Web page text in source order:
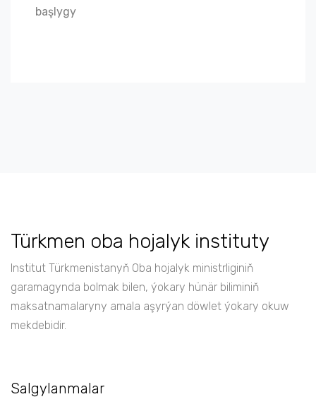
başlygy
Türkmen oba hojalyk instituty
Institut Türkmenistanyň Oba hojalyk ministrliginiň
garamagynda bolmak bilen, ýokary hünär biliminiň
maksatnamalaryny amala aşyrýan döwlet ýokary okuw
mekdebidir.
Salgylanmalar